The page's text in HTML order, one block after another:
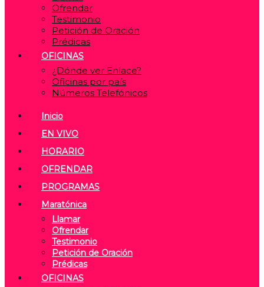
Ofrendar
Testimonio
Petición de Oración
Prédicas
OFICINAS
¿Dónde ver Enlace?
Oficinas por país
Números Telefónicos
Inicio
EN VIVO
HORARIO
OFRENDAR
PROGRAMAS
Maratónica
Llamar
Ofrendar
Testimonio
Petición de Oración
Prédicas
OFICINAS